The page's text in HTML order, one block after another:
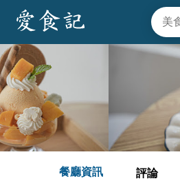
餐廳資訊 評論